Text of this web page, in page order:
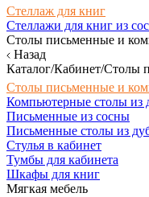
Стеллаж для книг
Стеллажи для книг из
Столы письменные и
Назад
Каталог/Кабинет/Столы
Столы письменные и
Компьютерные столы из
Письменные из сосны
Письменные столы из
Стулья в кабинет
Тумбы для кабинета
Шкафы для книг
Мягкая мебель